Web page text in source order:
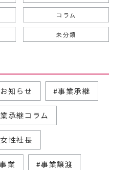
コラム
未分類
知らせ #事業承継
承継コラム
性社長
業 #事業譲渡